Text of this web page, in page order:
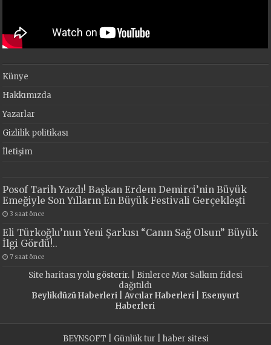
Künye
Hakkımızda
Yazarlar
Gizlilik politikası
İletişim
Posof Tarih Yazdı! Başkan Erdem Demirci’nin Büyük
Emeğiyle Son Yılların En Büyük Festivali Gerçekleşti
3 saat önce
Eli Türkoğlu’nun Yeni Şarkısı “Canın Sağ Olsun” Büyük
İlgi Gördü!..
7 saat önce
Site haritasıyolu gösterir. | Binlerce Mor Salkım fidesi
dağıtıldı
Beylikdüzü Haberleri| Avcılar Haberleri| Esenyurt
Haberleri
BEYNSOFT Günlük tur haber sitesi